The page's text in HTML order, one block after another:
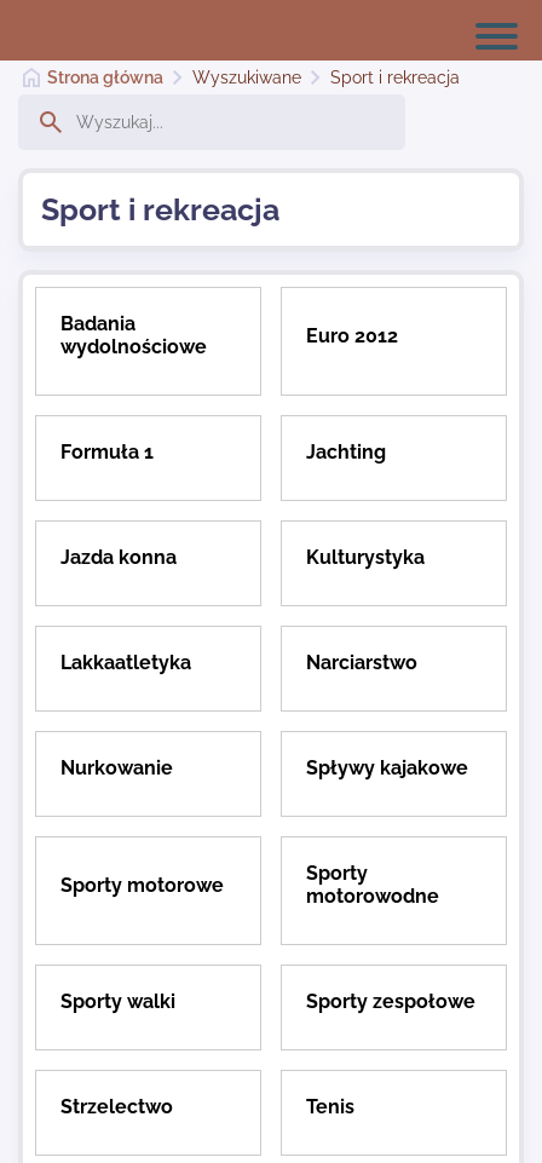
Dodaj stronę
Najnowsze
Strona główna Wyszukiwane Sport i rekreacja
Sport i rekreacja
Badania
wydolnościowe
Euro 2012
Formuła 1 Jachting
Jazda konna Kulturystyka
Lakkaatletyka Narciarstwo
Nurkowanie Spływy kajakowe
Sporty motorowe
Sporty
motorowodne
Sporty walki Sporty zespołowe
Strzelectwo Tenis